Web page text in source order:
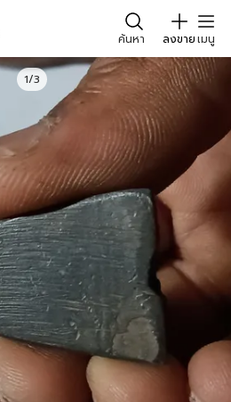
ค้นหา ลงขายเมนู
1/3